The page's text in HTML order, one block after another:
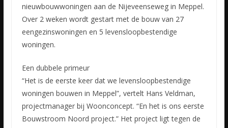
nieuwbouwwoningen aan de Nijeveenseweg in Meppel.
Over 2 weken wordt gestartmet de bouw van 27
eengezinswoningen en 5 levensloopbestendige
woningen.
Een dubbele primeur
“Het is de eerste keer dat we levensloopbestendige
woningen bouwen in Meppel”, vertelt Hans Veldman,
projectmanager bij Woonconcept. “En het is ons eerste
Bouwstroom Noord project.” Het project ligt tegen de